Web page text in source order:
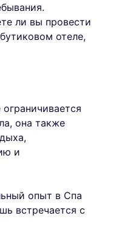
ли вы провести
отеле,
она также
и
опыт в Спа
встречается с